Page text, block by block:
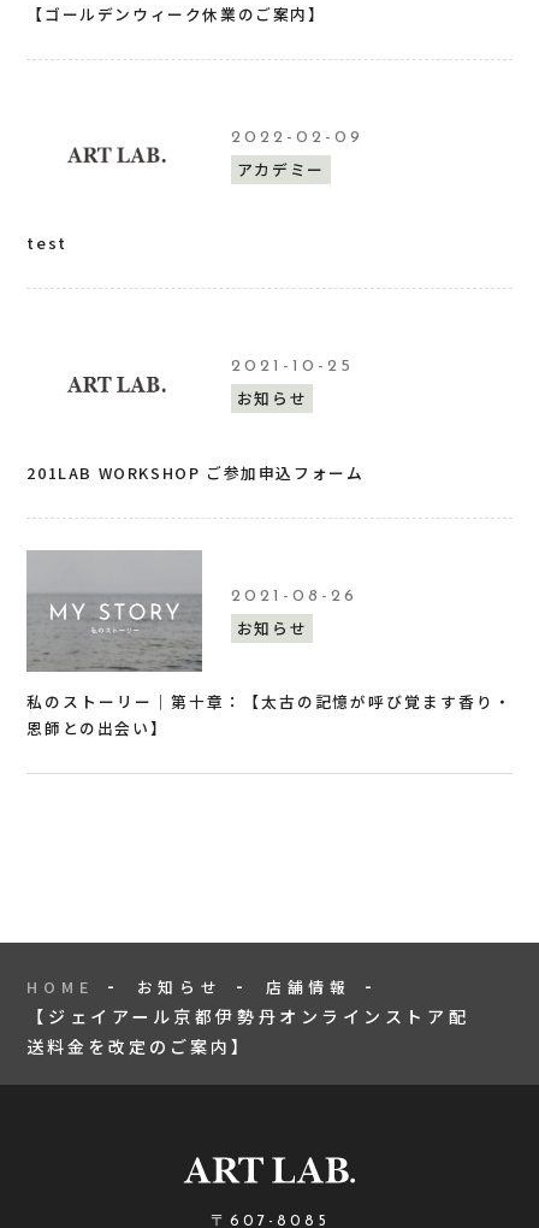
【ゴールデンウィーク休業のご案内】
2022-02-09
アカデミー
test
2021-10-25
お知らせ
201LAB WORKSHOP ご参加申込フォーム
2021-08-26
お知らせ
私のストーリー｜第十章：【太古の記憶が呼び覚ます香り・
恩師との出会い】
HOME お知らせ 店舗情報
【ジェイアール京都伊勢丹オンラインストア配
送料金を改定のご案内】
〒607-8085